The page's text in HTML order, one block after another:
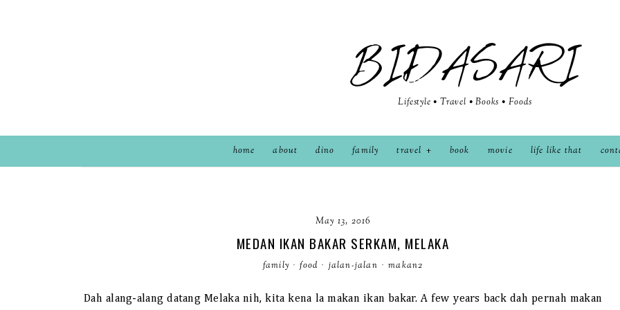
BIDASARI
Lifestyle • Travel • Books • Foods
home about dino family travel book movie life like that
May 13, 2016
MEDAN IKAN BAKAR SERKAM, MELAKA
family · food · jalan-jalan · makan2
Dah alang-alang datang Melaka nih, kita kena la makan ikan bakar. A few years back dah pernah makan